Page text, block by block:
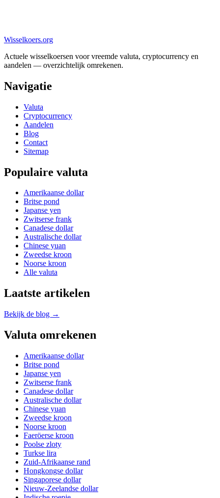
Wisselkoers.org
Actuele wisselkoersen voor vreemde valuta, cryptocurrency en
aandelen — overzichtelijk omrekenen.
Navigatie
Valuta
Cryptocurrency
Aandelen
Blog
Contact
Sitemap
Populaire valuta
Amerikaanse dollar
Britse pond
Japanse yen
Zwitserse frank
Canadese dollar
Australische dollar
Chinese yuan
Zweedse kroon
Noorse kroon
Alle valuta
Laatste artikelen
Bekijk de blog →
Valuta omrekenen
Amerikaanse dollar
Britse pond
Japanse yen
Zwitserse frank
Canadese dollar
Australische dollar
Chinese yuan
Zweedse kroon
Noorse kroon
Faeröerse kroon
Poolse zloty
Turkse lira
Zuid-Afrikaanse rand
Hongkongse dollar
Singaporese dollar
Nieuw-Zeelandse dollar